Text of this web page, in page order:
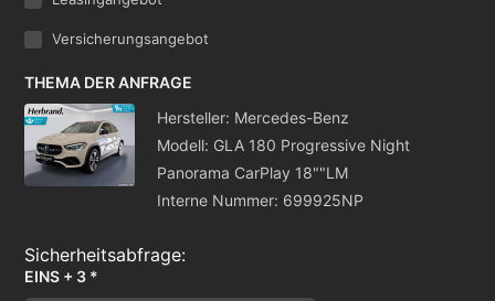
Versicherungsangebot
THEMA DER ANFRAGE
Hersteller: Mercedes-Benz
Modell: GLA 180 Progressive Night
Panorama CarPlay 18""LM
Interne Nummer: 699925NP
EINS + 3 *